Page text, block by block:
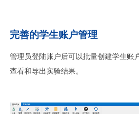
完善的学生账户管理
管理员登陆账户后可以批量创建学生账
查看和导出实验结果。